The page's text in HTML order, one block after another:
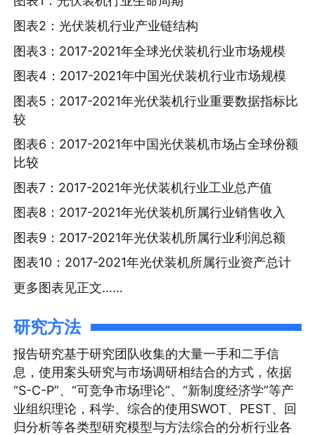
图表2：光伏装机行业产业链结构
图表3：2017-2021年全球光伏装机行业市场规模
图表4：2017-2021年中国光伏装机行业市场规模
图表5：2017-2021年光伏装机行业重要数据指标比
较
图表6：2017-2021年中国光伏装机市场占全球份额
比较
图表7：2017-2021年光伏装机行业工业总产值
图表8：2017-2021年光伏装机所属行业销售收入
图表9：2017-2021年光伏装机所属行业利润总额
图表10：2017-2021年光伏装机所属行业资产总计
更多图表见正文……
研究方法
报告研究基于研究团队收集的大量一手和二手信
息，使用案头研究与市场调研相结合的方式，依据
“S-C-P”、“可竞争市场理论”、“新制度经济学”等产
业组织理论，科学、综合的使用SWOT、PEST、回
归分析等各类型研究模型与方法综合的分析行业各